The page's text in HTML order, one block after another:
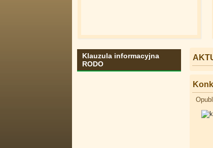
Klauzula informacyjna
RODO